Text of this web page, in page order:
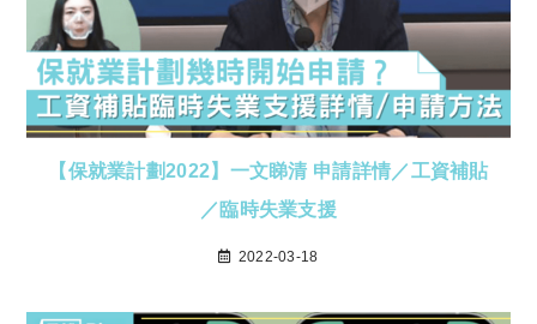
【保就業計劃2022】一文睇清 申請詳情／工資補貼
／臨時失業支援
2022-03-18